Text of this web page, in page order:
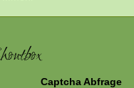
Captcha Abfrage